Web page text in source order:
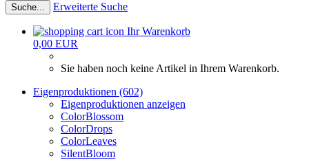
Suche... Erweiterte Suche
Ihr Warenkorb
0,00 EUR
Sie haben noch keine Artikel in Ihrem Warenkorb.
Eigenproduktionen (602)
Eigenproduktionen anzeigen
ColorBlossom
ColorDrops
ColorLeaves
SilentBloom